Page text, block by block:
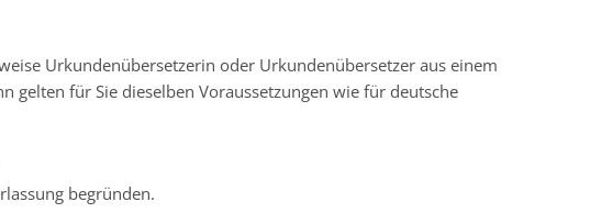
Urkundenübersetzerin oder Urkundenübersetzer aus einem
gelten für Sie dieselben Voraussetzungen wie für deutsche
begründen.